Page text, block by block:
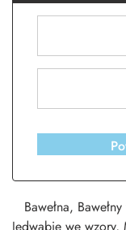
Bawełna,